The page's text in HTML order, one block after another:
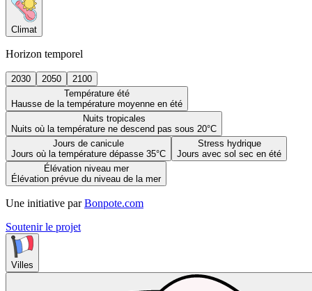
Climat
Horizon temporel
2030 2050
2100
Température été
Hausse de la température moyenne en été
Nuits tropicales
Nuits où la température ne descend pas sous 20°C
Jours de canicule
Jours où la température dépasse 35°C
Stress hydrique
Jours avec sol sec en été
Élévation niveau mer
Élévation prévue du niveau de la mer
Une initiative par Bonpote.com
Soutenir le projet
Villes